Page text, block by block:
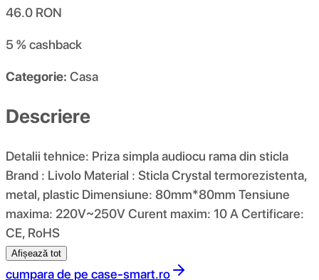
46.0 RON
5 %cashback
Categorie: Casa
Descriere
Detalii tehnice: Priza simpla audiocu rama din sticla
Brand : Livolo Material : Sticla Crystal termorezistenta,
metal, plastic Dimensiune: 80mm*80mm Tensiune
maxima: 220V~250V Curent maxim: 10 A Certificare:
CE, RoHS
Afișează tot
cumpara de pe case-smart.ro